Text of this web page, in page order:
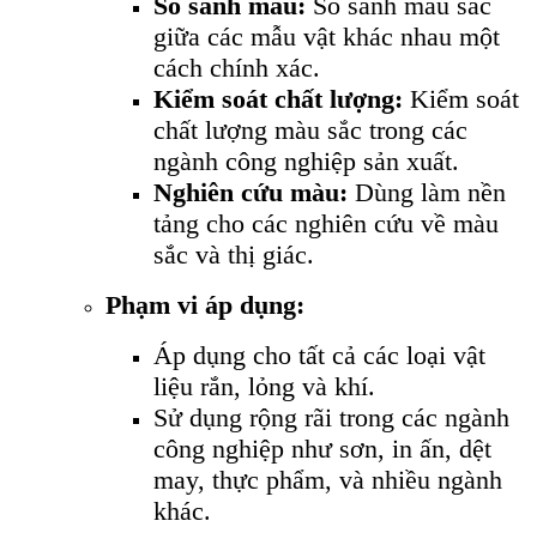
giữa các mẫu vật khác nhau một
cách chính xác.
Kiểm soát chất lượng: Kiểm soát
chất lượng màu sắc trong các
ngành công nghiệp sản xuất.
Nghiên cứu màu: Dùng làm nền
tảng cho các nghiên cứu về màu
sắc và thị giác.
Phạm vi áp dụng:
Áp dụng cho tất cả các loại vật
liệu rắn, lỏng và khí.
Sử dụng rộng rãi trong các ngành
công nghiệp như sơn, in ấn, dệt
may, thực phẩm, và nhiều ngành
khác.